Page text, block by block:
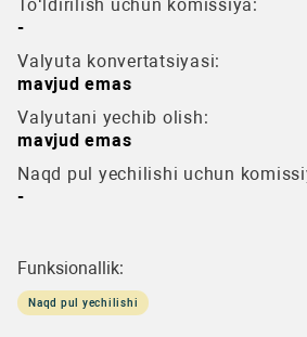
To‘ldirilish uchun komissiya:
-
Valyuta konvertatsiyasi:
mavjud emas
Valyutani yechib olish:
mavjud emas
Naqd pul yechilishi uchun
-
Funksionallik:
Naqd pul yechilishi